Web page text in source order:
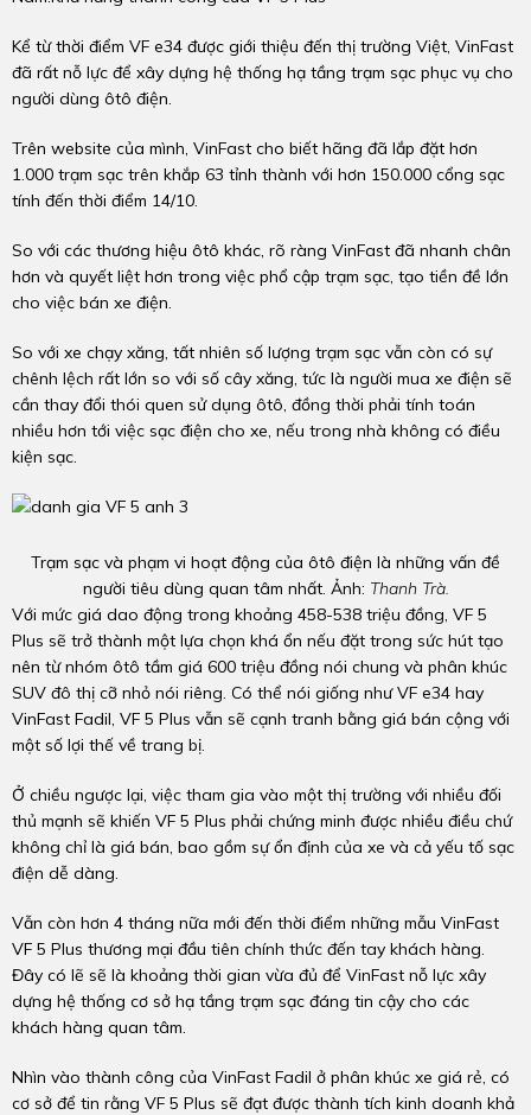
Kể từ thời điểm VF e34 được giới thiệu đến thị trường Việt, VinFast
đã rất nỗ lực để xây dựng hệ thống hạ tầng trạm sạc phục vụ cho
người dùng ôtô điện.
Trên website của mình, VinFast cho biết hãng đã lắp đặt hơn
1.000 trạm sạc trên khắp 63 tỉnh thành với hơn 150.000 cổng sạc
tính đến thời điểm 14/10.
So với các thương hiệu ôtô khác, rõ ràng VinFast đã nhanh chân
hơn và quyết liệt hơn trong việc phổ cập trạm sạc, tạo tiền đề lớn
cho việc bán xe điện.
So với xe chạy xăng, tất nhiên số lượng trạm sạc vẫn còn có sự
chênh lệch rất lớn so với số cây xăng, tức là người mua xe điện sẽ
cần thay đổi thói quen sử dụng ôtô, đồng thời phải tính toán
nhiều hơn tới việc sạc điện cho xe, nếu trong nhà không có điều
kiện sạc.
Trạm sạc và phạm vi hoạt động của ôtô điện là những vấn đề
người tiêu dùng quan tâm nhất. Ảnh: Thanh Trà.
Với mức giá dao động trong khoảng 458-538 triệu đồng, VF 5
Plus sẽ trở thành một lựa chọn khá ổn nếu đặt trong sức hút tạo
nên từ nhóm ôtô tầm giá 600 triệu đồng nói chung và phân khúc
SUV đô thị cỡ nhỏ nói riêng. Có thể nói giống như VF e34 hay
VinFast Fadil, VF 5 Plus vẫn sẽ cạnh tranh bằng giá bán cộng với
một số lợi thế về trang bị.
Ở chiều ngược lại, việc tham gia vào một thị trường với nhiều đối
thủ mạnh sẽ khiến VF 5 Plus phải chứng minh được nhiều điều chứ
không chỉ là giá bán, bao gồm sự ổn định của xe và cả yếu tố sạc
điện dễ dàng.
Vẫn còn hơn 4 tháng nữa mới đến thời điểm những mẫu VinFast
VF 5 Plus thương mại đầu tiên chính thức đến tay khách hàng.
Đây có lẽ sẽ là khoảng thời gian vừa đủ để VinFast nỗ lực xây
dựng hệ thống cơ sở hạ tầng trạm sạc đáng tin cậy cho các
khách hàng quan tâm.
Nhìn vào thành công của VinFast Fadil ở phân khúc xe giá rẻ, có
cơ sở để tin rằng VF 5 Plus sẽ đạt được thành tích kinh doanh khả